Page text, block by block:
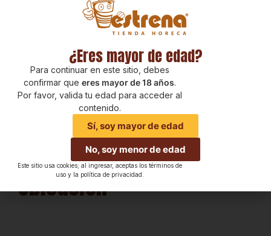
Ubicación
¿Eres mayor de edad?
Para continuar en este sitio, debes
confirmar que eres mayor de 18 años.
Por favor, valida tu edad para acceder al
contenido.
Sí, soy mayor de edad
No, soy menor de edad
Este sitio usa cookies; al ingresar, aceptas los términos de
uso y la política de privacidad.